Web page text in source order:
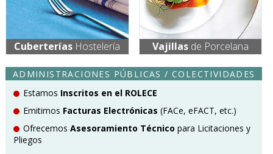
Cuberterías Hostelería Vajillas de Porcelana
ADMINISTRACIONES PÚBLICAS / COLECTIVIDADES
Estamos Inscritos en el ROLECE
Emitimos Facturas Electrónicas (FACe, eFACT, etc.)
OfrecemosAsesoramiento Técnico para Licitaciones y
Pliegos